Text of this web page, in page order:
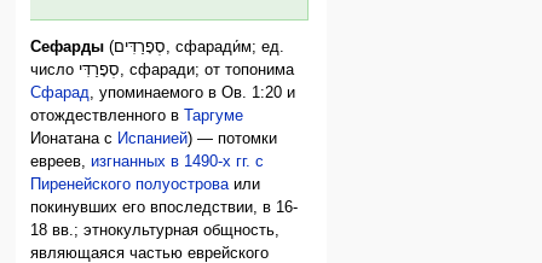
Сефарды (סְפָרַדִּים, сфаради́м; ед.
число סְפָרַדִּי, сфаради; от топонима
Сфарад , упоминаемого в Ов. 1:20 и
отождествленного вТаргуме
Ионатана с Испанией) — потомки
евреев,изгнанных в 1490-х гг. с
Пиренейского полуострова или
покинувших его впоследствии, в 16-
18 вв.; этнокультурная общность,
являющаяся частью еврейского